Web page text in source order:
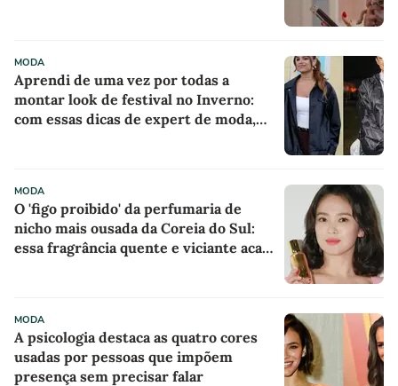
MODA
Aprendi de uma vez por todas a
montar look de festival no Inverno:
com essas dicas de expert de moda,
MODA
O 'figo proibido' da perfumaria de
nicho mais ousada da Coreia do Sul:
essa fragrância quente e viciante acaba
MODA
A psicologia destaca as quatro cores
usadas por pessoas que impõem
presença sem precisar falar